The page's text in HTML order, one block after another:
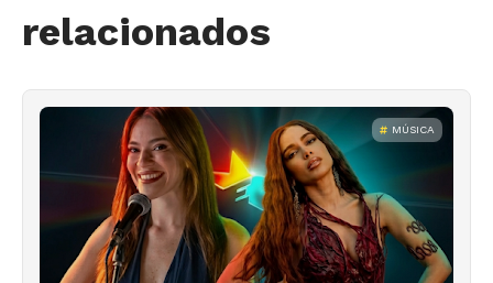
relacionados
MÚSICA